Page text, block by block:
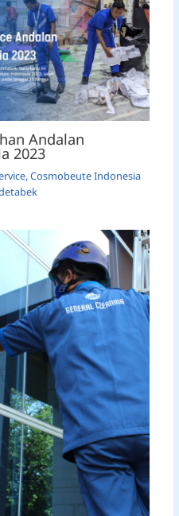
Andalan
2023
,Cosmobeute Indonesia